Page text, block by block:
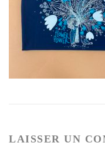
LAISSER UN